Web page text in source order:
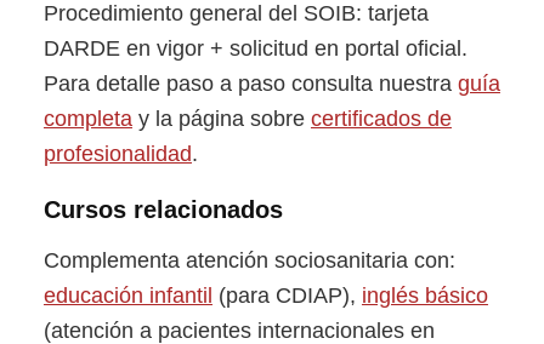
Procedimiento general del SOIB: tarjeta
DARDE en vigor + solicitud en portal oficial.
Para detalle paso a paso consulta nuestra guía
completay la página sobre certificados de
profesionalidad.
Cursos relacionados
Complementa atención sociosanitaria con:
educación infantil (para CDIAP), inglés básico
(atención a pacientes internacionales en